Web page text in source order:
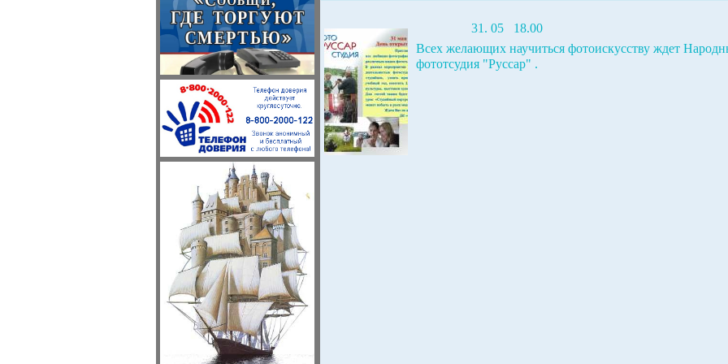
31. 05 18.00
Всех желающих научиться фотоискусству ждет
фототсудия "Руссар" .